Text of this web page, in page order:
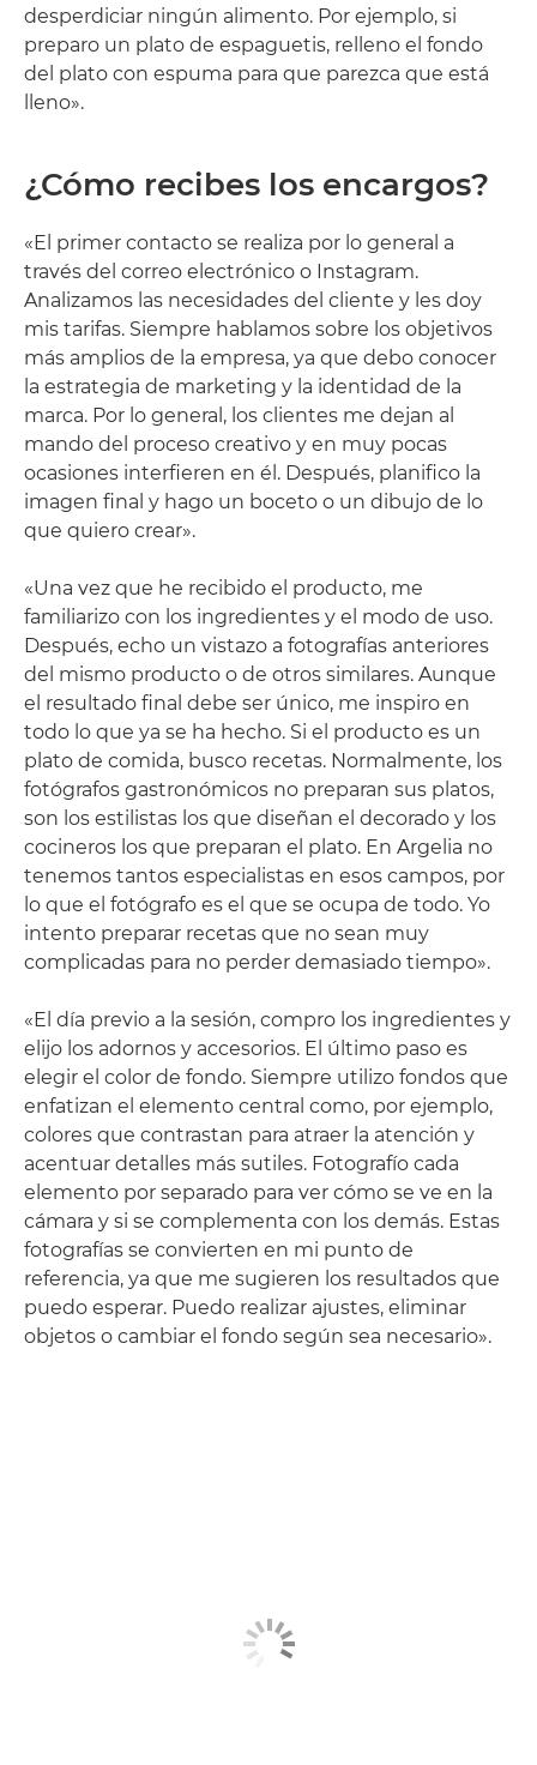
desperdiciar ningún alimento. Por ejemplo, si
preparo un plato de espaguetis, relleno el fondo
del plato con espuma para que parezca que está
lleno».
¿Cómo recibes los encargos?
«El primer contacto se realiza por lo general a
través del correo electrónico o Instagram.
Analizamos las necesidades del cliente y les doy
mis tarifas. Siempre hablamos sobre los objetivos
más amplios de la empresa, ya que debo conocer
la estrategia de marketing y la identidad de la
marca. Por lo general, los clientes me dejan al
mando del proceso creativo y en muy pocas
ocasiones interfieren en él. Después, planifico la
imagen final y hago un boceto o un dibujo de lo
que quiero crear».
«Una vez que he recibido el producto, me
familiarizo con los ingredientes y el modo de uso.
Después, echo un vistazo a fotografías anteriores
del mismo producto o de otros similares. Aunque
el resultado final debe ser único, me inspiro en
todo lo que ya se ha hecho. Si el producto es un
plato de comida, busco recetas. Normalmente, los
fotógrafos gastronómicos no preparan sus platos,
son los estilistas los que diseñan el decorado y los
cocineros los que preparan el plato. En Argelia no
tenemos tantos especialistas en esos campos, por
lo que el fotógrafo es el que se ocupa de todo. Yo
intento preparar recetas que no sean muy
complicadas para no perder demasiado tiempo».
«El día previo a la sesión, compro los ingredientes y
elijo los adornos y accesorios. El último paso es
elegir el color de fondo. Siempre utilizo fondos que
enfatizan el elemento central como, por ejemplo,
colores que contrastan para atraer la atención y
acentuar detalles más sutiles. Fotografío cada
elemento por separado para ver cómo se ve en la
cámara y si se complementa con los demás. Estas
fotografías se convierten en mi punto de
referencia, ya que me sugieren los resultados que
puedo esperar. Puedo realizar ajustes, eliminar
objetos o cambiar el fondo según sea necesario».